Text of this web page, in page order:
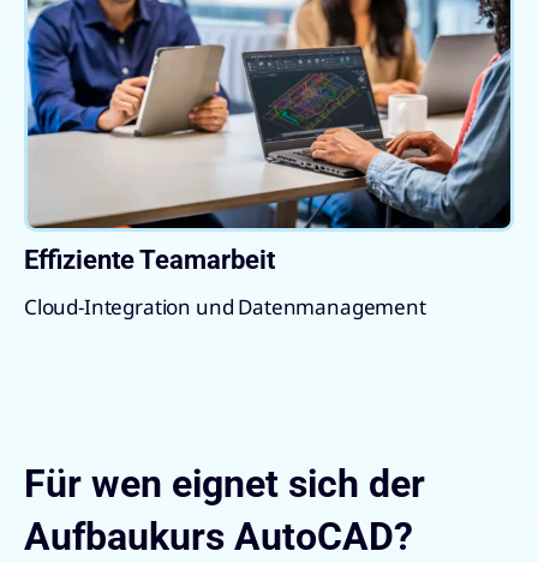
Effiziente Teamarbeit
Cloud-Integration und Datenmanagement
Für wen eignet sich der
Aufbaukurs AutoCAD?